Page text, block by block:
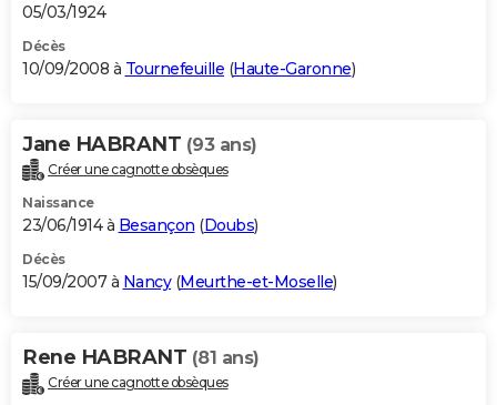
05/03/1924
Décès
10/09/2008 à Tournefeuille (Haute-Garonne)
Jane HABRANT (93 ans)
Créer une cagnotte obsèques
Naissance
23/06/1914 à Besançon (Doubs)
Décès
15/09/2007 à Nancy(Meurthe-et-Moselle)
Rene HABRANT (81 ans)
Créer une cagnotte obsèques